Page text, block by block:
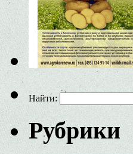
Найти:
Рубрики